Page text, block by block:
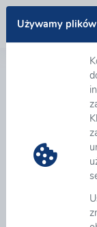
Używamy
Witamy na